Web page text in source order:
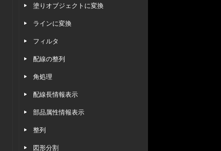
塗りオブジェクトに変換
ラインに変換
フィルタ
配線の整列
角処理
配線長情報表示
部品属性情報表示
整列
図形分割